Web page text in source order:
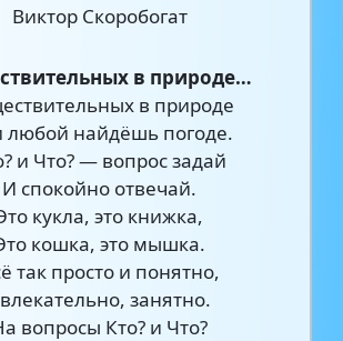
Виктор Скоробогат
в природе…
в природе
любой найдёшь погоде.
и Что? — вопрос задай
И спокойно отвечай.
кукла, это книжка,
кошка, это мышка.
так просто и понятно,
занятно.
вопросы Кто? и Что?